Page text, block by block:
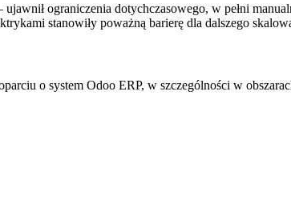
ograniczenia dotychczasowego, w pełni
stanowiły poważną barierę dla dalszego
o system Odoo ERP, w szczególności w